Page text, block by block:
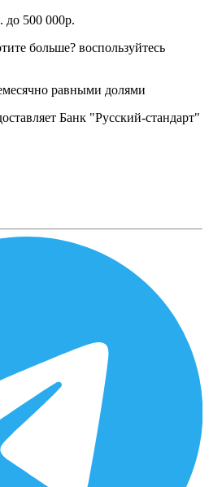
до 500 000р.
больше? воспользуйтесь
равными долями
Банк "Русский-стандарт"